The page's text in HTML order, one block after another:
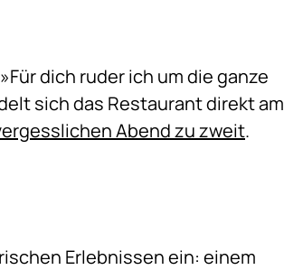
dich ruder ich um die ganze
sich das Restaurant direkt am
Abend zu zweit.
Erlebnissen ein: einem